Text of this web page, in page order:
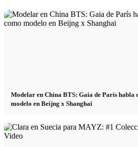
Modelar en China BTS: Gaia de París habla
modelo en Beijng x Shanghai